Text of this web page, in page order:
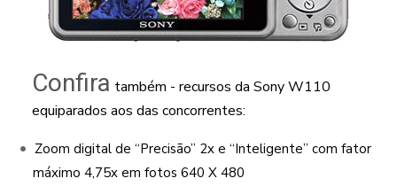
Confira também - recursos da Sony W110
equiparados aos das concorrentes:
Zoom digital de “Precisão” 2x e “Inteligente” com fator
máximo 4,75x em fotos 640 X 480